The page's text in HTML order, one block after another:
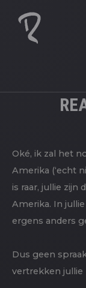
Oké, ik zal het
Amerika (‘echt
is raar, jullie zijn
Amerika. In
ergens anders
Dus geen
vertrekken jullie